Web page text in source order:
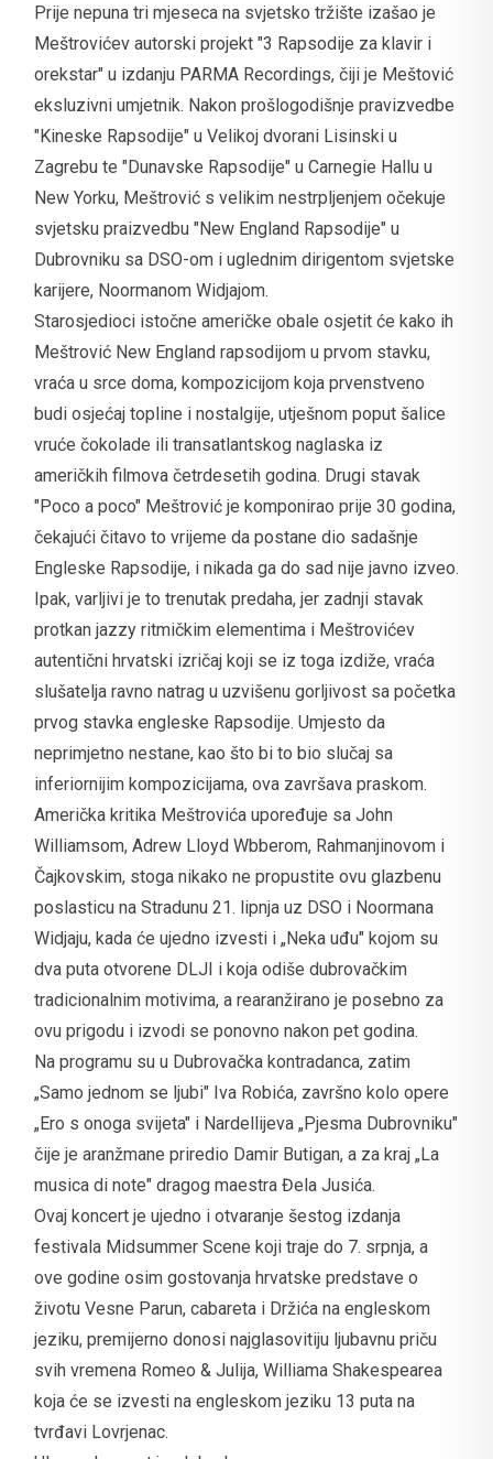
Prije nepuna tri mjeseca na svjetsko tržište izašao je
Meštrovićev autorski projekt "3 Rapsodije za klavir i
orekstar" u izdanju PARMA Recordings, čiji je Meštović
eksluzivni umjetnik. Nakon prošlogodišnje pravizvedbe
"Kineske Rapsodije" u Velikoj dvorani Lisinski u
Zagrebu te "Dunavske Rapsodije" u Carnegie Hallu u
New Yorku, Meštrović s velikim nestrpljenjem očekuje
svjetsku praizvedbu "New England Rapsodije" u
Dubrovniku sa DSO-om i uglednim dirigentom svjetske
karijere, Noormanom Widjajom.
Starosjedioci istočne američke obale osjetit će kako ih
Meštrović New England rapsodijom u prvom stavku,
vraća u srce doma, kompozicijom koja prvenstveno
budi osjećaj topline i nostalgije, utješnom poput šalice
vruće čokolade ili transatlantskog naglaska iz
američkih filmova četrdesetih godina. Drugi stavak
"Poco a poco" Meštrović je komponirao prije 30 godina,
čekajući čitavo to vrijeme da postane dio sadašnje
Engleske Rapsodije, i nikada ga do sad nije javno izveo.
Ipak, varljivi je to trenutak predaha, jer zadnji stavak
protkan jazzy ritmičkim elementima i Meštrovićev
autentični hrvatski izričaj koji se iz toga izdiže, vraća
slušatelja ravno natrag u uzvišenu gorljivost sa početka
prvog stavka engleske Rapsodije. Umjesto da
neprimjetno nestane, kao što bi to bio slučaj sa
inferiornijim kompozicijama, ova završava praskom.
Američka kritika Meštrovića upoređuje sa John
Williamsom, Adrew Lloyd Wbberom, Rahmanjinovom i
Čajkovskim, stoga nikako ne propustite ovu glazbenu
poslasticu na Stradunu 21. lipnja uz DSO i Noormana
Widjaju, kada će ujedno izvesti i „Neka uđu" kojom su
dva puta otvorene DLJI i koja odiše dubrovačkim
tradicionalnim motivima, a rearanžirano je posebno za
ovu prigodu i izvodi se ponovno nakon pet godina.
Na programu su u Dubrovačka kontradanca, zatim
„Samo jednom se ljubi" Iva Robića, završno kolo opere
„Ero s onoga svijeta" i Nardellijeva „Pjesma Dubrovniku"
čije je aranžmane priredio Damir Butigan, a za kraj „La
musica di note" dragog maestra Đela Jusića.
Ovaj koncert je ujedno i otvaranje šestog izdanja
festivala Midsummer Scene koji traje do 7. srpnja, a
ove godine osim gostovanja hrvatske predstave o
životu Vesne Parun, cabareta i Držića na engleskom
jeziku, premijerno donosi najglasovitiju ljubavnu priču
svih vremena Romeo & Julija, Williama Shakespearea
koja će se izvesti na engleskom jeziku 13 puta na
tvrđavi Lovrjenac.